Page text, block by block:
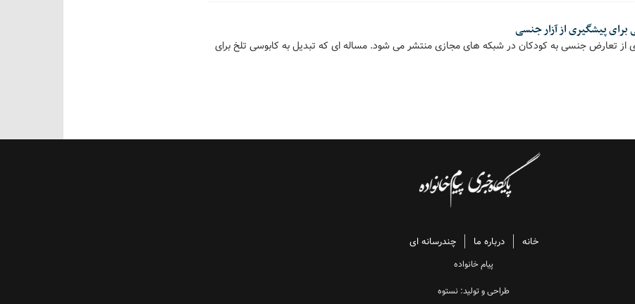
برای پیشگیری از آزار جنسی
از تعارض جنسی به کودکان در شبکه های مجازی منتشر می شود. مساله ای که تبدیل به کابوسی تلخ برای
خانه درباره ما چندرسانه ای
پیام خانواده
طراحی و تولید: نستوه